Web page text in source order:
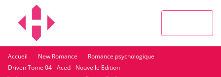
MENU
Accueil · New Romance · Romance psychologique ·
Driven Tome 04 - Aced - Nouvelle Edition